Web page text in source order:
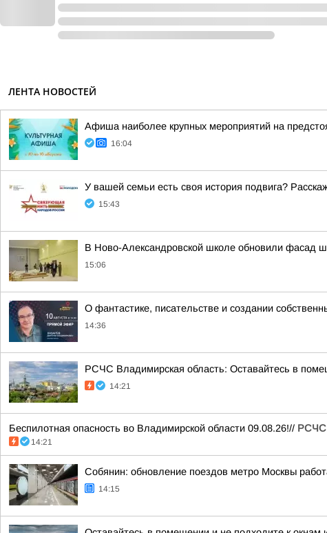
ЛЕНТА НОВОСТЕЙ
Афиша наиболее крупных мероприятий на
16:04
У вашей семьи есть своя история подвига?
15:43
В Ново-Александровской школе обновили фасад
15:06
О фантастике, писательстве и создании
14:36
РСЧС Владимирская область: Оставайтесь в
14:21
Беспилотная опасность во Владимирской области 09.08.26!// РСЧС
14:21
Собянин: обновление поездов метро Москвы
14:15